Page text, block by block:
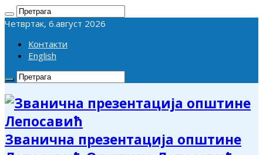
Четвртак, 6.август 2026
Контакти
English
Званична презентација општине